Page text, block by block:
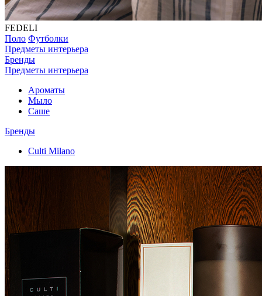
FEDELI
Поло Футболки
Предметы интерьера
Бренды
Предметы интерьера
Ароматы
Мыло
Саше
Бренды
Culti Milano